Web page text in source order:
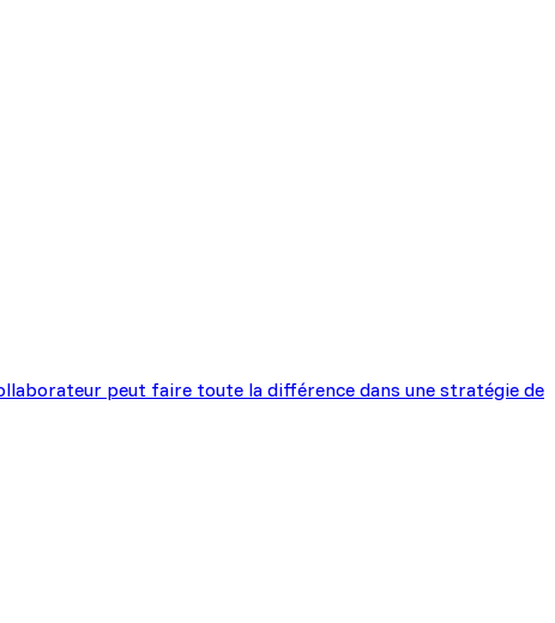
peut faire toute la différence dans une stratégie de